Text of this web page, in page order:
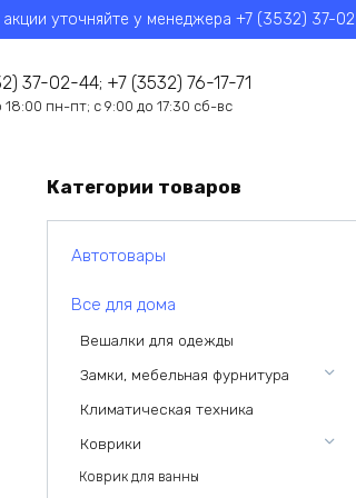
акции уточняйте у менеджера +7 (3532) 37-
37-02-44; +7 (3532) 76-17-71
18:00 пн-пт; с 9:00 до 17:30 сб-вс
Категории товаров
Автотовары
Все для дома
Вешалки для одежды
Замки, мебельная фурнитура
Климатическая техника
Коврики
Коврик для ванны